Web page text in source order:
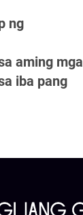
ng
aming mga
iba pang